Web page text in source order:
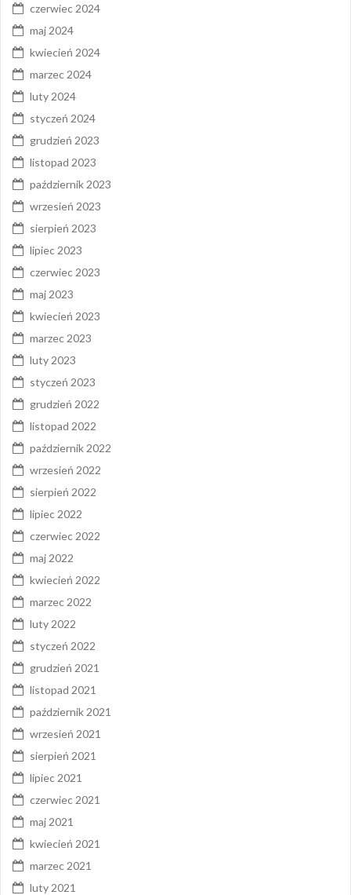
czerwiec 2024
maj 2024
kwiecień 2024
marzec 2024
luty 2024
styczeń 2024
grudzień 2023
listopad 2023
październik 2023
wrzesień 2023
sierpień 2023
lipiec 2023
czerwiec 2023
maj 2023
kwiecień 2023
marzec 2023
luty 2023
styczeń 2023
grudzień 2022
listopad 2022
październik 2022
wrzesień 2022
sierpień 2022
lipiec 2022
czerwiec 2022
maj 2022
kwiecień 2022
marzec 2022
luty 2022
styczeń 2022
grudzień 2021
listopad 2021
październik 2021
wrzesień 2021
sierpień 2021
lipiec 2021
czerwiec 2021
maj 2021
kwiecień 2021
marzec 2021
luty 2021